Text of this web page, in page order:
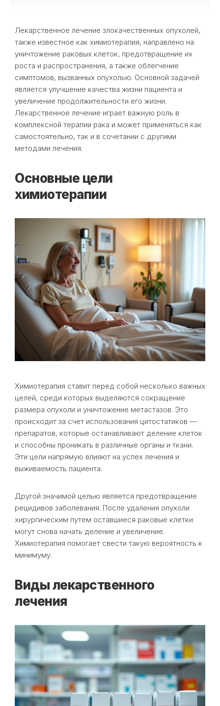
Лекарственное лечение злокачественных опухолей,
также известное как химиотерапия, направлено на
уничтожение раковых клеток, предотвращение их
роста и распространения, а также облегчение
симптомов, вызванных опухолью. Основной задачей
является улучшение качества жизни пациента и
увеличение продолжительности его жизни.
Лекарственное лечение играет важную роль в
комплексной терапии рака и может применяться как
самостоятельно, так и в сочетании с другими
методами лечения.
Основные цели
химиотерапии
Химиотерапия ставит перед собой несколько важных
целей, среди которых выделяются сокращение
размера опухоли и уничтожение метастазов. Это
происходит за счет использования цитостатиков —
препаратов, которые останавливают деление клеток
и способны проникать в различные органы и ткани.
Эти цели напрямую влияют на успех лечения и
выживаемость пациента.
Другой значимой целью является предотвращение
рецидивов заболевания. После удаления опухоли
хирургическим путем оставшиеся раковые клетки
могут снова начать деление и увеличение.
Химиотерапия помогает свести такую вероятность к
минимуму.
Виды лекарственного
лечения